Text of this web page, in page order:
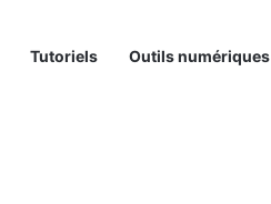
Tutoriels Outils numériques